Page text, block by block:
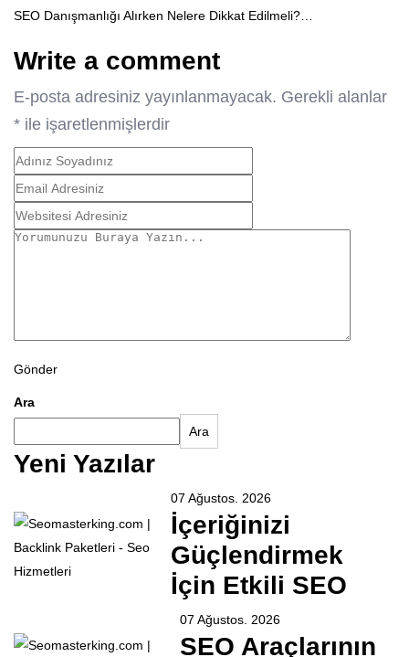
SEO Danışmanlığı Alırken Nelere Dikkat Edilmeli?…
Write a comment
E-posta adresiniz yayınlanmayacak. Gerekli alanlar
* ile işaretlenmişlerdir
Gönder
Ara
Ara
Yeni Yazılar
07 Ağustos. 2026
İçeriğinizi
Güçlendirmek
İçin Etkili SEO
07 Ağustos. 2026
SEO Araçlarının